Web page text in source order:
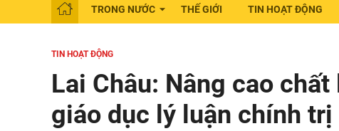
TRONG NƯỚC THẾ GIỚI TIN HOẠT ĐỘNG
TIN HOẠT ĐỘNG
Lai Châu: Nâng cao
giáo dục lý luận chính trị